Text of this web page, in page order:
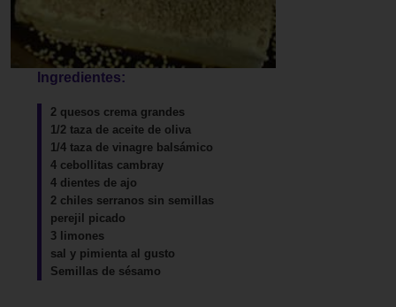
Ingredientes:
2 quesos crema grandes
1/2 taza de aceite de oliva
1/4 taza de vinagre balsámico
4 cebollitas cambray
4 dientes de ajo
2 chiles serranos sin semillas
perejil picado
3 limones
sal y pimienta al gusto
Semillas de sésamo